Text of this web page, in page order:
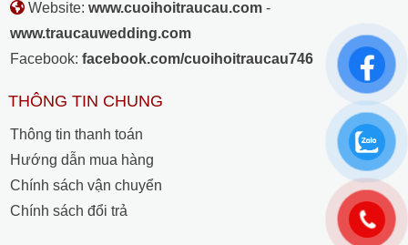
Website: www.cuoihoitraucau.com -
www.traucauwedding.com
Facebook: facebook.com/cuoihoitraucau746
THÔNG TIN CHUNG
Thông tin thanh toán
Hướng dẫn mua hàng
Chính sách vận chuyển
Chính sách đổi trả